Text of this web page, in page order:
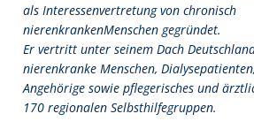
als Interessenvertretung von chronisch
nierenkrankenMenschen gegründet.
Er vertritt unter seinem Dach
nierenkranke Menschen,
Angehörige sowie pflegerisches und
170 regionalen Selbsthilfegruppen.